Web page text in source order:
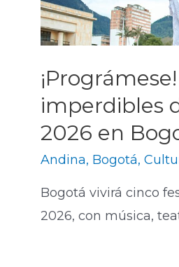
imperdibles
2026 en
Andina, Bogotá,
Bogotá vivirá cinco
2026, con música,